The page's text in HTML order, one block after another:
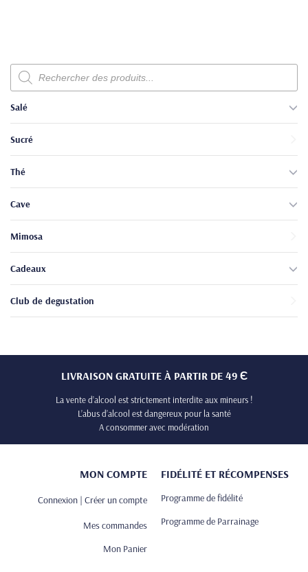
Recherche
de
produits
Salé
Sucré
Thé
Cave
Mimosa
Cadeaux
Club de degustation
LIVRAISON GRATUITE À PARTIR DE 49 Є
La vente d’alcool est strictement interdite aux mineurs !
L’abus d’alcool est dangereux pour la santé
A consommer avec modération
MON COMPTE
Connexion | Créer un compte
Mes commandes
Mon Panier
FIDÉLITÉ ET RÉCOMPENSES
Programme de fidélité
Programme de Parrainage